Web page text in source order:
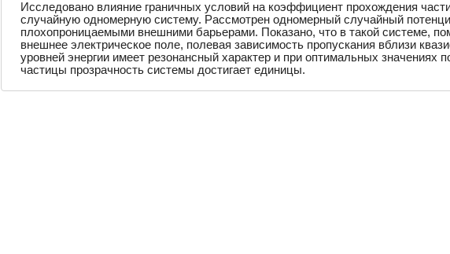
Исследовано влияние граничных условий на коэффициент прохождения
случайную одномерную систему. Рассмотрен одномерный случайный
плохопроницаемыми внешними барьерами. Показано, что в такой системе,
внешнее электрическое поле, полевая зависимость пропускания вблизи
уровней энергии имеет резонансный характер и при оптимальных значениях
частицы прозрачность системы достигает единицы.